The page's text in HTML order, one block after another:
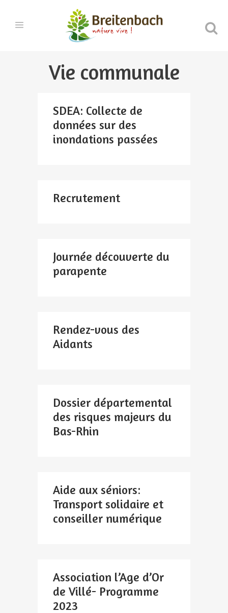
Vie communale
SDEA: Collecte de
données sur des
inondations passées
Recrutement
Journée découverte du
parapente
Rendez-vous des
Aidants
Dossier départemental
des risques majeurs du
Bas-Rhin
Aide aux séniors:
Transport solidaire et
conseiller numérique
Association l’Age d’Or
de Villé- Programme
2023